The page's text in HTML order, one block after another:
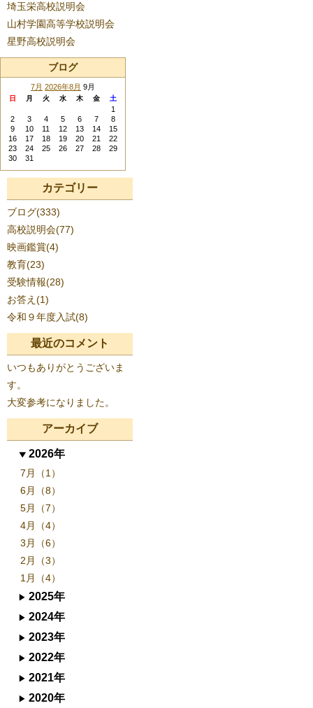
埼玉栄高校説明会
山村学園高等学校説明会
星野高校説明会
ブログ
7月 2026年8月 9月
日 月 火 水 木 金 土
1
2
3 4 5 6 7
8
9
10 11 12 13 14
15
16
17 18 19 20 21
22
23
24 25 26 27 28
29
30
31
カテゴリー
ブログ(333)
高校説明会(77)
映画鑑賞(4)
教育(23)
受験情報(28)
お答え(1)
令和９年度入試(8)
最近のコメント
いつもありがとうございま
す。
大変参考になりました。
アーカイブ
2026年
7月（1）
6月（8）
5月（7）
4月（4）
3月（6）
2月（3）
1月（4）
2025年
2024年
2023年
2022年
2021年
2020年